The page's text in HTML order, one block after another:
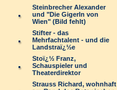
Steinbrecher Alexander
und "Die Gigerln von
Wien" (Bild fehlt)
Stifter - das
Mehrfachtalent - und die
Landstraï¿½e
Stoï¿½ Franz,
Schauspieler und
Theaterdirektor
Strauss Richard, wohnhaft